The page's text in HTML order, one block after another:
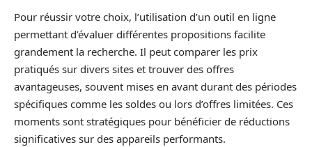
Pour réussir votre choix, l’utilisation d’un outil en ligne
permettant d’évaluer différentes propositions facilite
grandement la recherche. Il peut comparer les prix
pratiqués sur divers sites et trouver des offres
avantageuses, souvent mises en avant durant des périodes
spécifiques comme les soldes ou lors d’offres limitées. Ces
moments sont stratégiques pour bénéficier de réductions
significatives sur des appareils performants.